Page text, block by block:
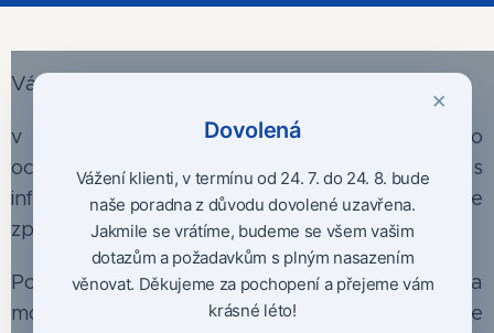
×
Dovolená
Vážení klienti, v termínu od 24. 7. do 24. 8. bude
naše poradna z důvodu dovolené uzavřena.
Jakmile se vrátíme, budeme se všem vašim
dotazům a požadavkům s plným nasazením
věnovat. Děkujeme za pochopení a přejeme vám
krásné léto!
Vážené zákaznice, vážení zákazníci,
v souvislosti s novým evropským nařízením o
ochraně osobních údajů (GDPR), jsem povinna Vás
informovat o vyjádření vašeho souhlasu se
zpracováním vašich osobních údajů.
Pokud jste mým zákazníkem, objednáváte se na
moje služby, svěřujete mi své osobní údaje